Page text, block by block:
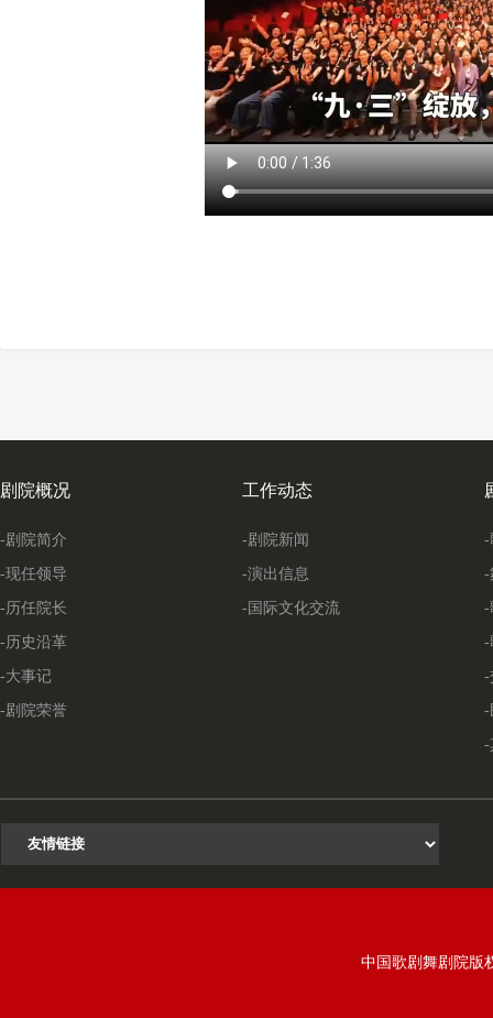
剧院概况
-剧院简介
-现任领导
-历任院长
-历史沿革
-大事记
-剧院荣誉
工作动态
-剧院新闻
-演出信息
-国际文化交流
-
-
-
-
-
-
-
中国歌剧舞剧院版